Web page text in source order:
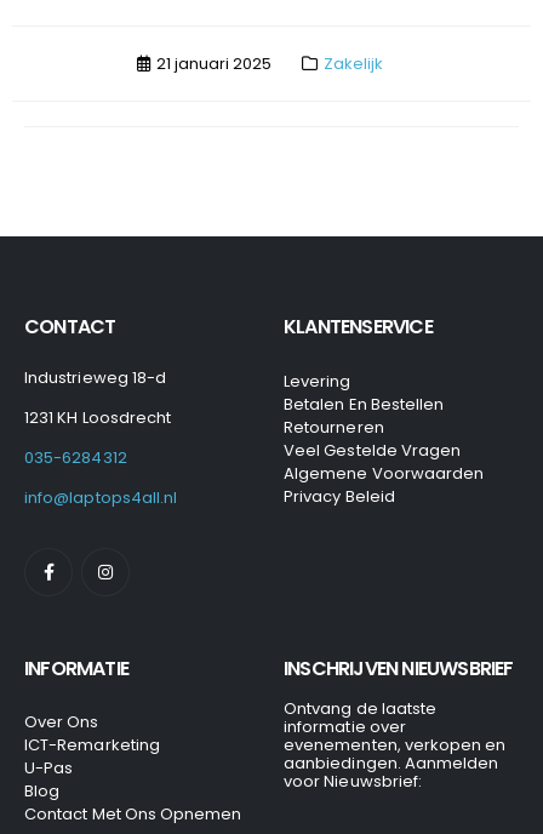
21 januari 2025 Zakelijk
CONTACT
Industrieweg 18-d
1231 KH Loosdrecht
035-6284312
info@laptops4all.nl
KLANTENSERVICE
Levering
Betalen En Bestellen
Retourneren
Veel Gestelde Vragen
Algemene Voorwaarden
Privacy Beleid
INFORMATIE
Over Ons
ICT-Remarketing
U-Pas
Blog
Contact Met Ons Opnemen
INSCHRIJVEN NIEUWSBRIEF
Ontvang de laatste
informatie over
evenementen, verkopen en
aanbiedingen. Aanmelden
voor Nieuwsbrief: